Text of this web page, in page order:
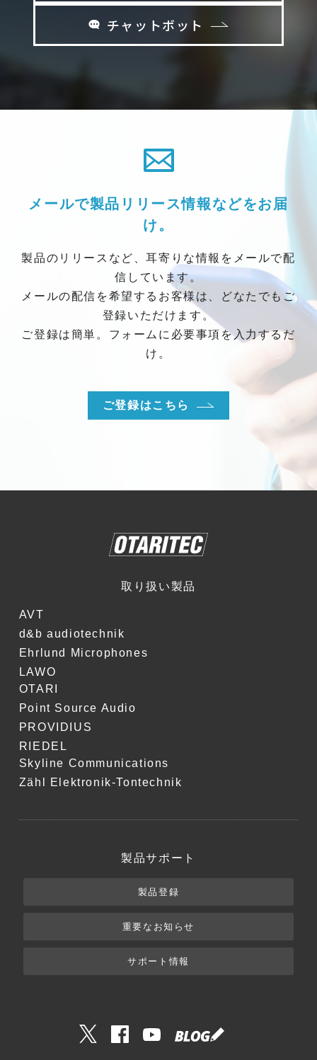
チャットボット
メールで製品リリース情報などをお届
け。
製品のリリースなど、耳寄りな情報をメールで配
信しています。
メールの配信を希望するお客様は、どなたでもご
登録いただけます。
ご登録は簡単。フォームに必要事項を入力するだ
け。
ご登録はこちら
取り扱い製品
AVT
d&b audiotechnik
Ehrlund Microphones
LAWO
OTARI
Point Source Audio
PROVIDIUS
RIEDEL
Skyline Communications
Zähl Elektronik-Tontechnik
製品サポート
製品登録
重要なお知らせ
サポート情報